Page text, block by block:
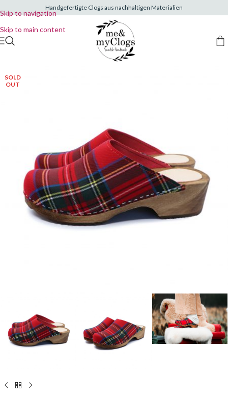
Skip to navigation
Skip to main content
Handgefertigte Clogs aus nachhaltigen Materialien
SOLD
OUT